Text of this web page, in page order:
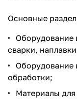
Основные
Оборудование
сварки,
Оборудование
обработки;
Материалы для